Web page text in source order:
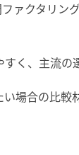
ァクタリン
く、主流の
場合の比較